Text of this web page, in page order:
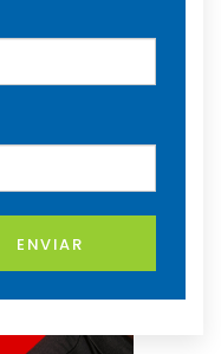
ENVIAR